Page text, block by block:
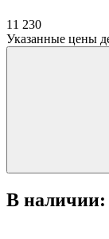
11 230
Указанные цены
В наличии: